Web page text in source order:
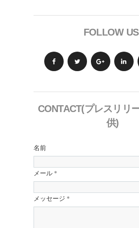
FOLLOW
CONTACT(プレスリリ
供)
名前
メール *
メッセージ *